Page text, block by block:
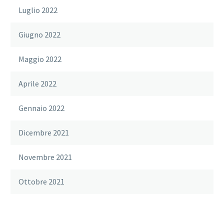
Luglio 2022
Giugno 2022
Maggio 2022
Aprile 2022
Gennaio 2022
Dicembre 2021
Novembre 2021
Ottobre 2021